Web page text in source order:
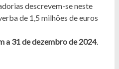
descrevem-se neste
de 1,5 milhões de euros
a 31 de dezembro de 2024.